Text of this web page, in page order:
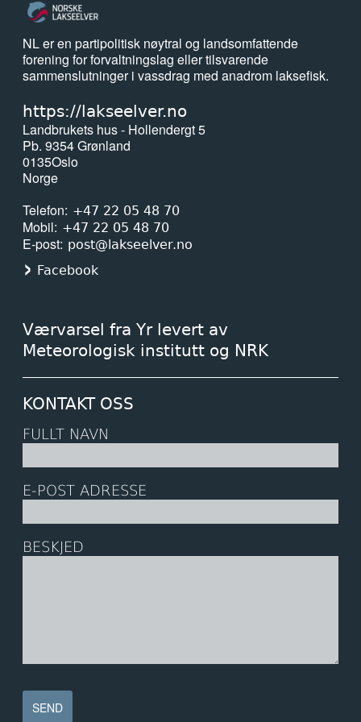
Hjelp til arrangering av Villaksens dag
Hjelp til oppfølging av lokale saker rettet
mot media, myndigheter og politikere
Hjelp til utforming av høringsuttalelser og
søknader
Tilbud om deltakelse i aktuelle prosjekter
Hjelp til å innfri nye krav om pliktig
organisering og valg av organisasjonsform
Hjelp til utforming og oppdatering av
driftsplaner ol.
Organisasjonskurs tilpasset ditt
forvaltningslags behov
Les alle medlemsfordelene våre her.
NL er en partipolitisk nøytral og landsomfattende
forening for forvaltningslag eller tilsvarende
sammenslutninger i vassdrag med anadrom laksefisk.
https://lakseelver.no
Landbrukets hus - Hollendergt 5
Pb. 9354 Grønland
0135Oslo
Norge
Telefon
+47 22 05 48 70
Mobil +47 22 05 48 70
E-post post@lakseelver.no
Facebook
Værvarsel fra Yr levert av
Meteorologisk institutt og NRK
KONTAKT OSS
FULLT NAVN
E-POST ADRESSE
BESKJED